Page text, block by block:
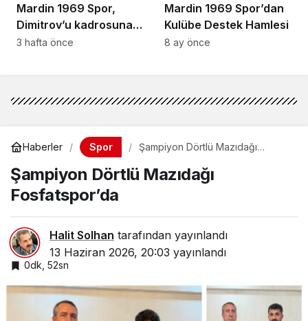
Mardin 1969 Spor,
Dimitrov’u kadrosuna
kattı
3 hafta önce
Mardin 1969 Spor’dan
Kulübe Destek Hamlesi
8 ay önce
Haberler Spor
Şampiyon Dörtlü Mazıdağı
Şampiyon Dörtlü Mazıdağı
Fosfatspor’da
Halit Solhan tarafından yayınlandı
13 Haziran 2026, 20:03 yayınlandı
0dk, 52sn